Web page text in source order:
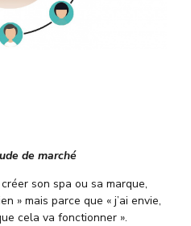
de marché
son spa ou sa marque,
» mais parce que « j’ai envie,
cela va fonctionner ».